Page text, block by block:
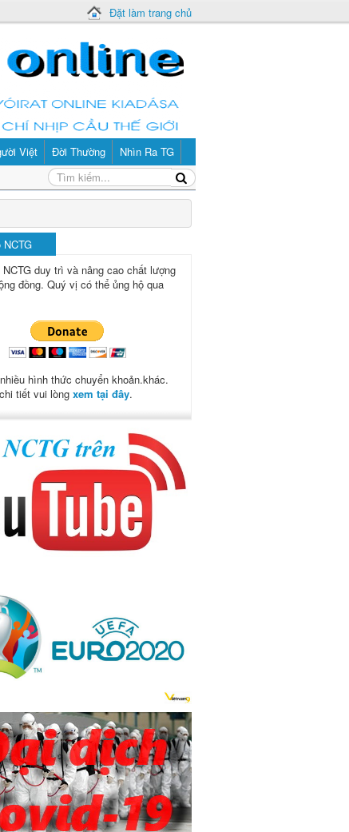
Đặt làm trang chủ
Việt Đời Thường Nhìn Ra TG
NCTG
NCTG duy trì và nâng cao chất lượng
đồng. Quý vị có thể ủng hộ qua
hình thức chuyển khoản.khác.
tiết vui lòng xem tại đây.